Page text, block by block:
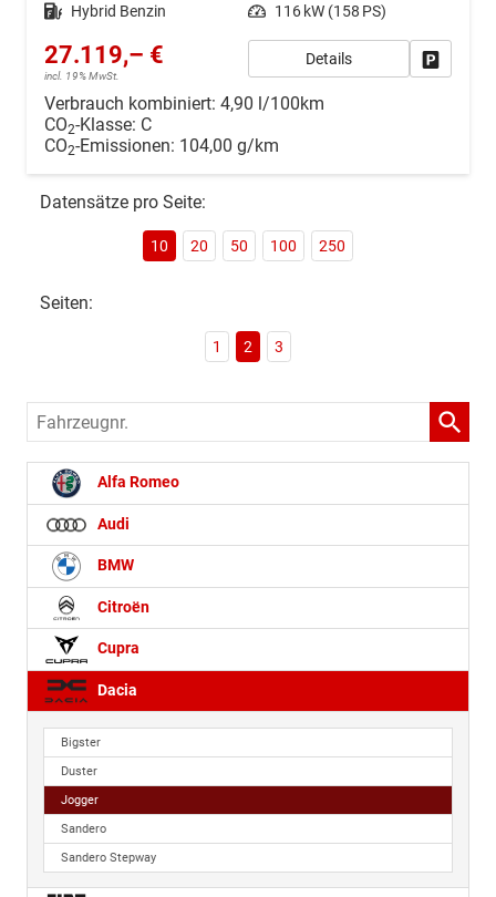
Kraftstoff Hybrid Benzin Leistung 116 kW (158 PS)
27.119,– €
incl. 19% MwSt.
Details
Verbrauch kombiniert: 4,90 l/100km
CO2-Klasse: C
CO2-Emissionen: 104,00 g/km
Datensätze pro Seite:
10 20 50 100 250
Seiten:
1 2 3
Fahrzeugnr.
Alfa Romeo
Audi
BMW
Citroën
Cupra
Dacia
Bigster
Duster
Jogger
Sandero
Sandero Stepway